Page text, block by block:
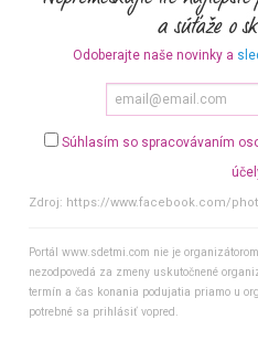
Odoberajte naše novinky a
Súhlasím so spracovávaním
Zdroj: https://www.facebook.com/
Portál www.sdetmi.com nie je
nezodpovedá za zmeny uskutočnené
termín a čas konania podujatia priamo u
potrebné sa prihlásiť vopred.